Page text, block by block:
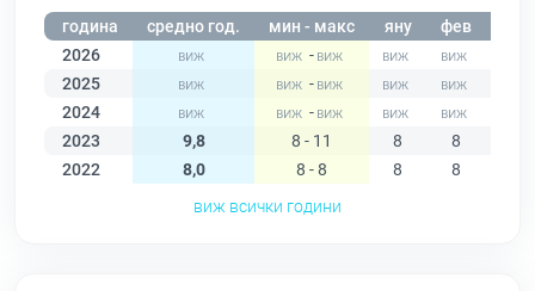
година средно год. мин - макс яну фев
2026
-
2025
-
2024
-
2023
9,8 8 - 11 8 8
2022
8,0 8 - 8 8 8
виж всички години